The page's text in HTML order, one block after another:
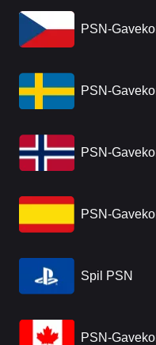
PSN-
PSN-
PSN-
PSN-
Spil PSN
PSN-